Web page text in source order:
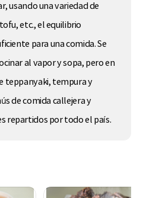
usando una variedad de
etc., el equilibrio
para una comida. Se
al vapor y sopa, pero en
teppanyaki, tempura y
de comida callejera y
repartidos por todo el país.